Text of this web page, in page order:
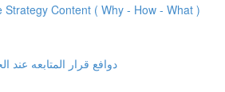
Strategy Content ( Why - How - What )
دوافع قرار المتابعه عند